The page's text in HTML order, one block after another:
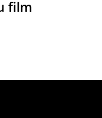
film